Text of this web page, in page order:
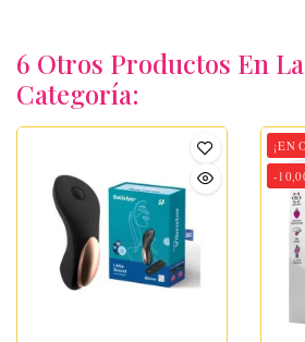
6 Otros Productos En
Categoría:
¡EN
-